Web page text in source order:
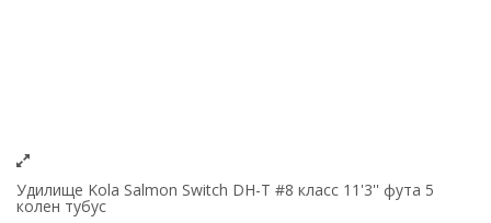
Удилище Kola Salmon Switch DH-T #8 класс 11'3'' фута 5
колен тубус